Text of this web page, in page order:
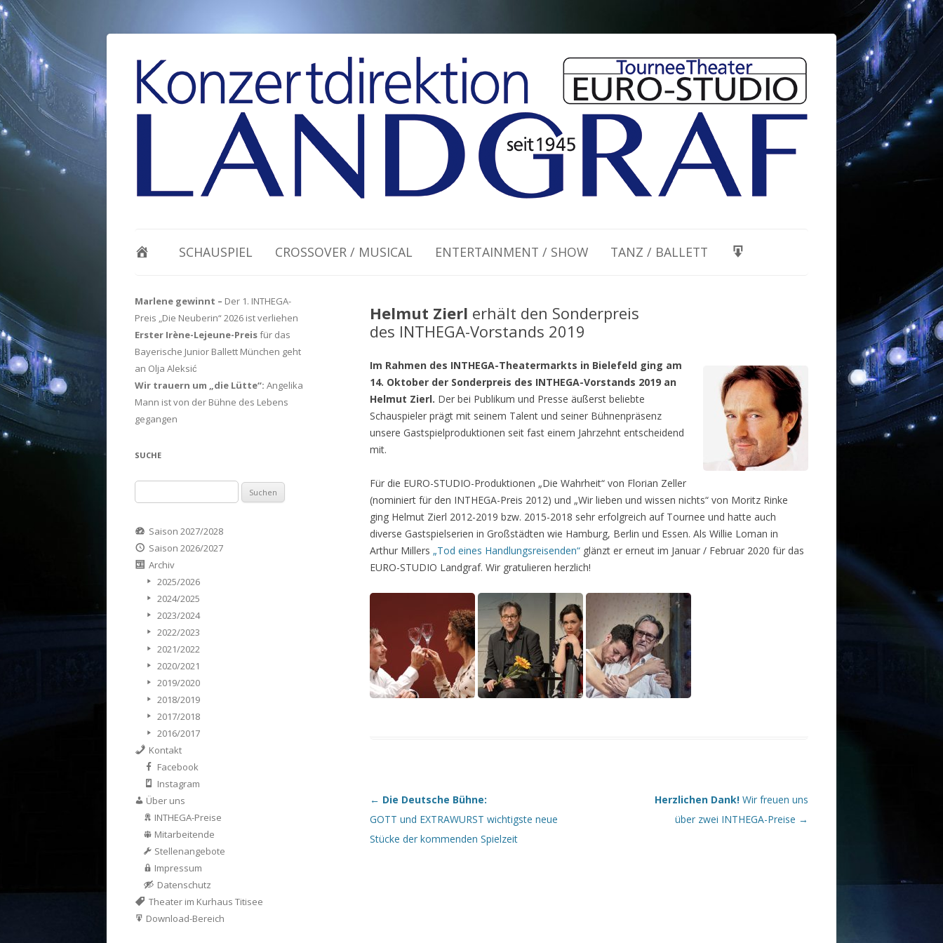
SCHAUSPIEL CROSSOVER / MUSICAL ENTERTAINMENT / SHOW TANZ / BALLETT
Helmut Zierl erhält den Sonderpreis
des INTHEGA-Vorstands 2019
Im Rahmen des INTHEGA-Theatermarkts in Bielefeld ging am
14. Oktober der Sonderpreis des INTHEGA-Vorstands 2019 an
Helmut Zierl. Der bei Publikum und Presse äußerst beliebte
Schauspieler prägt mit seinem Talent und seiner Bühnenpräsenz
unsere Gastspielproduktionen seit fast einem Jahrzehnt entscheidend
mit.
Für die EURO-STUDIO-Produktionen „Die Wahrheit“ von Florian Zeller
(nominiert für den INTHEGA-Preis 2012) und „Wir lieben und wissen nichts“ von Moritz Rinke
ging Helmut Zierl 2012-2019 bzw. 2015-2018 sehr erfolgreich auf Tournee und hatte auch
diverse Gastspielserien in Großstädten wie Hamburg, Berlin und Essen. Als Willie Loman in
Arthur Millers „Tod eines Handlungsreisenden“ glänzt er erneut im Januar / Februar 2020 für das
EURO-STUDIO Landgraf. Wir gratulieren herzlich!
← Die Deutsche Bühne:
GOTT und EXTRAWURST wichtigste neue
Stücke der kommenden Spielzeit
Herzlichen Dank! Wir freuen uns
über zwei INTHEGA-Preise →
Marlene gewinnt – Der 1. INTHEGA-
Preis „Die Neuberin“ 2026 ist verliehen
Erster Irène-Lejeune-Preisfür das
Bayerische Junior Ballett München geht
an Olja Aleksić
Wir trauern um „die Lütte“: Angelika
Mann ist von der Bühne des Lebens
gegangen
SUCHE
nach:
Saison 2027/2028
Saison 2026/2027
Archiv
2025/2026
2024/2025
2023/2024
2022/2023
2021/2022
2020/2021
2019/2020
2018/2019
2017/2018
2016/2017
Kontakt
Facebook
Instagram
Über uns
INTHEGA-Preise
Mitarbeitende
Stellenangebote
Impressum
Datenschutz
Theater im Kurhaus Titisee
Download-Bereich